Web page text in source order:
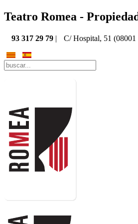
Teatro Romea -
93 317 29 79 | C/ Hospital, 51 (08001